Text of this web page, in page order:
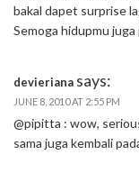
bakal dapet surprise
Semoga hidupmu
devieriana says:
JUNE 8, 2010 AT 2:55 PM
@pipitta : wow,
sama juga kembali